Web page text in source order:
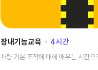
장내기능교육 ･ 4시간
차량 기본 조작에 대해 배우는 시간